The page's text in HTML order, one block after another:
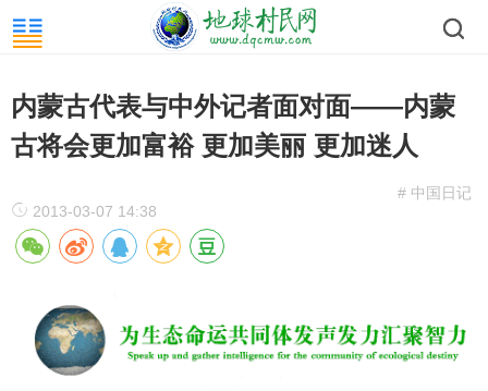
内蒙古代表与中外记者面对面——内蒙
古将会更加富裕 更加美丽 更加迷人
# 中国日记
2013-03-07 14:38